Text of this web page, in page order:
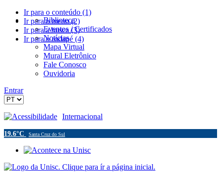
Ir para o conteúdo (1)
Ir para o menu (2)
Ir para a busca (3)
Ir para o rodapé (4)
Biblioteca
Eventos / Certificados
Notícias
Mapa Virtual
Mural Eletrônico
Fale Conosco
Ouvidoria
Entrar
Acessibilidade Internacional
19.6°C Santa Cruz do Sul